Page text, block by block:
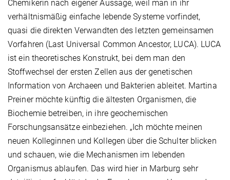
Chemikerin nach eigener Aussage, weil man in ihr
verhältnismäßig einfache lebende Systeme vorfindet,
quasi die direkten Verwandten des letzten gemeinsamen
Vorfahren (Last Universal Common Ancestor, LUCA). LUCA
ist ein theoretisches Konstrukt, bei dem man den
Stoffwechsel der ersten Zellen aus der genetischen
Information von Archaeen und Bakterien ableitet. Martina
Preiner möchte künftig die ältesten Organismen, die
Biochemie betreiben, in ihre geochemischen
Forschungsansätze einbeziehen. „Ich möchte meinen
neuen Kolleginnen und Kollegen über die Schulter blicken
und schauen, wie die Mechanismen im lebenden
Organismus ablaufen. Das wird hier in Marburg sehr